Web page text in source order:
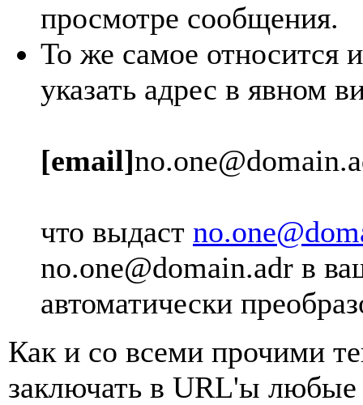
просмотре сообщения.
То же самое относится
указать адрес в явном
[email]
что выдаст
no.one@domain.adr в
автоматически
Как и со всеми прочими
заключать в URL'ы